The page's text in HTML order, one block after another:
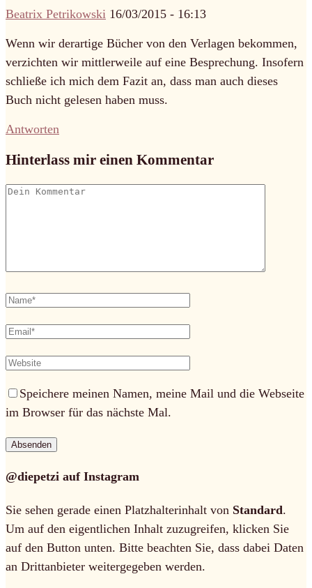
Beatrix Petrikowski 16/03/2015 - 16:13
Wenn wir derartige Bücher von den Verlagen bekommen,
verzichten wir mittlerweile auf eine Besprechung. Insofern
schließe ich mich dem Fazit an, dass man auch dieses
Buch nicht gelesen haben muss.
Antworten
Hinterlass mir einen Kommentar
Speichere meinen Namen, meine Mail und die Webseite
im Browser für das nächste Mal.
@diepetzi auf Instagram
Sie sehen gerade einen Platzhalterinhalt von Standard.
Um auf den eigentlichen Inhalt zuzugreifen, klicken Sie
auf den Button unten. Bitte beachten Sie, dass dabei Daten
an Drittanbieter weitergegeben werden.